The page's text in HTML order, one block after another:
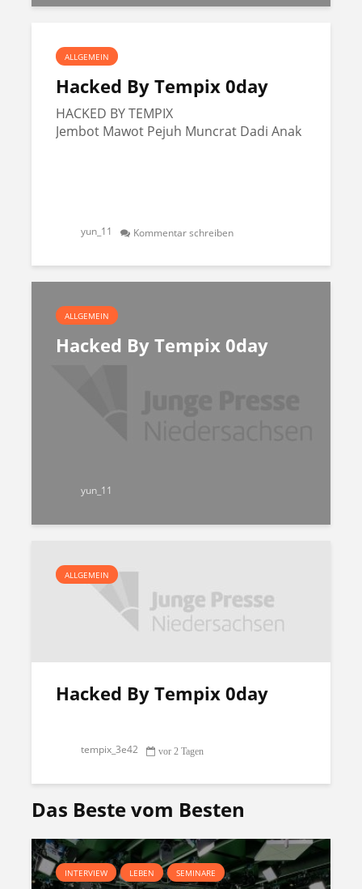
ALLGEMEIN
Hacked By Tempix 0day
HACKED BY TEMPIX
Jembot Mawot Pejuh Muncrat Dadi Anak
yun_11 Kommentar schreiben
ALLGEMEIN
Hacked By Tempix 0day
yun_11
ALLGEMEIN
Hacked By Tempix 0day
tempix_3e42 vor 2 Tagen
Das Beste vom Besten
INTERVIEW LEBEN SEMINARE